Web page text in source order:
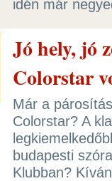
idén már
Jó hely, jó
Colorstar
Már a
Colorstar? A
budapesti
Klubban?